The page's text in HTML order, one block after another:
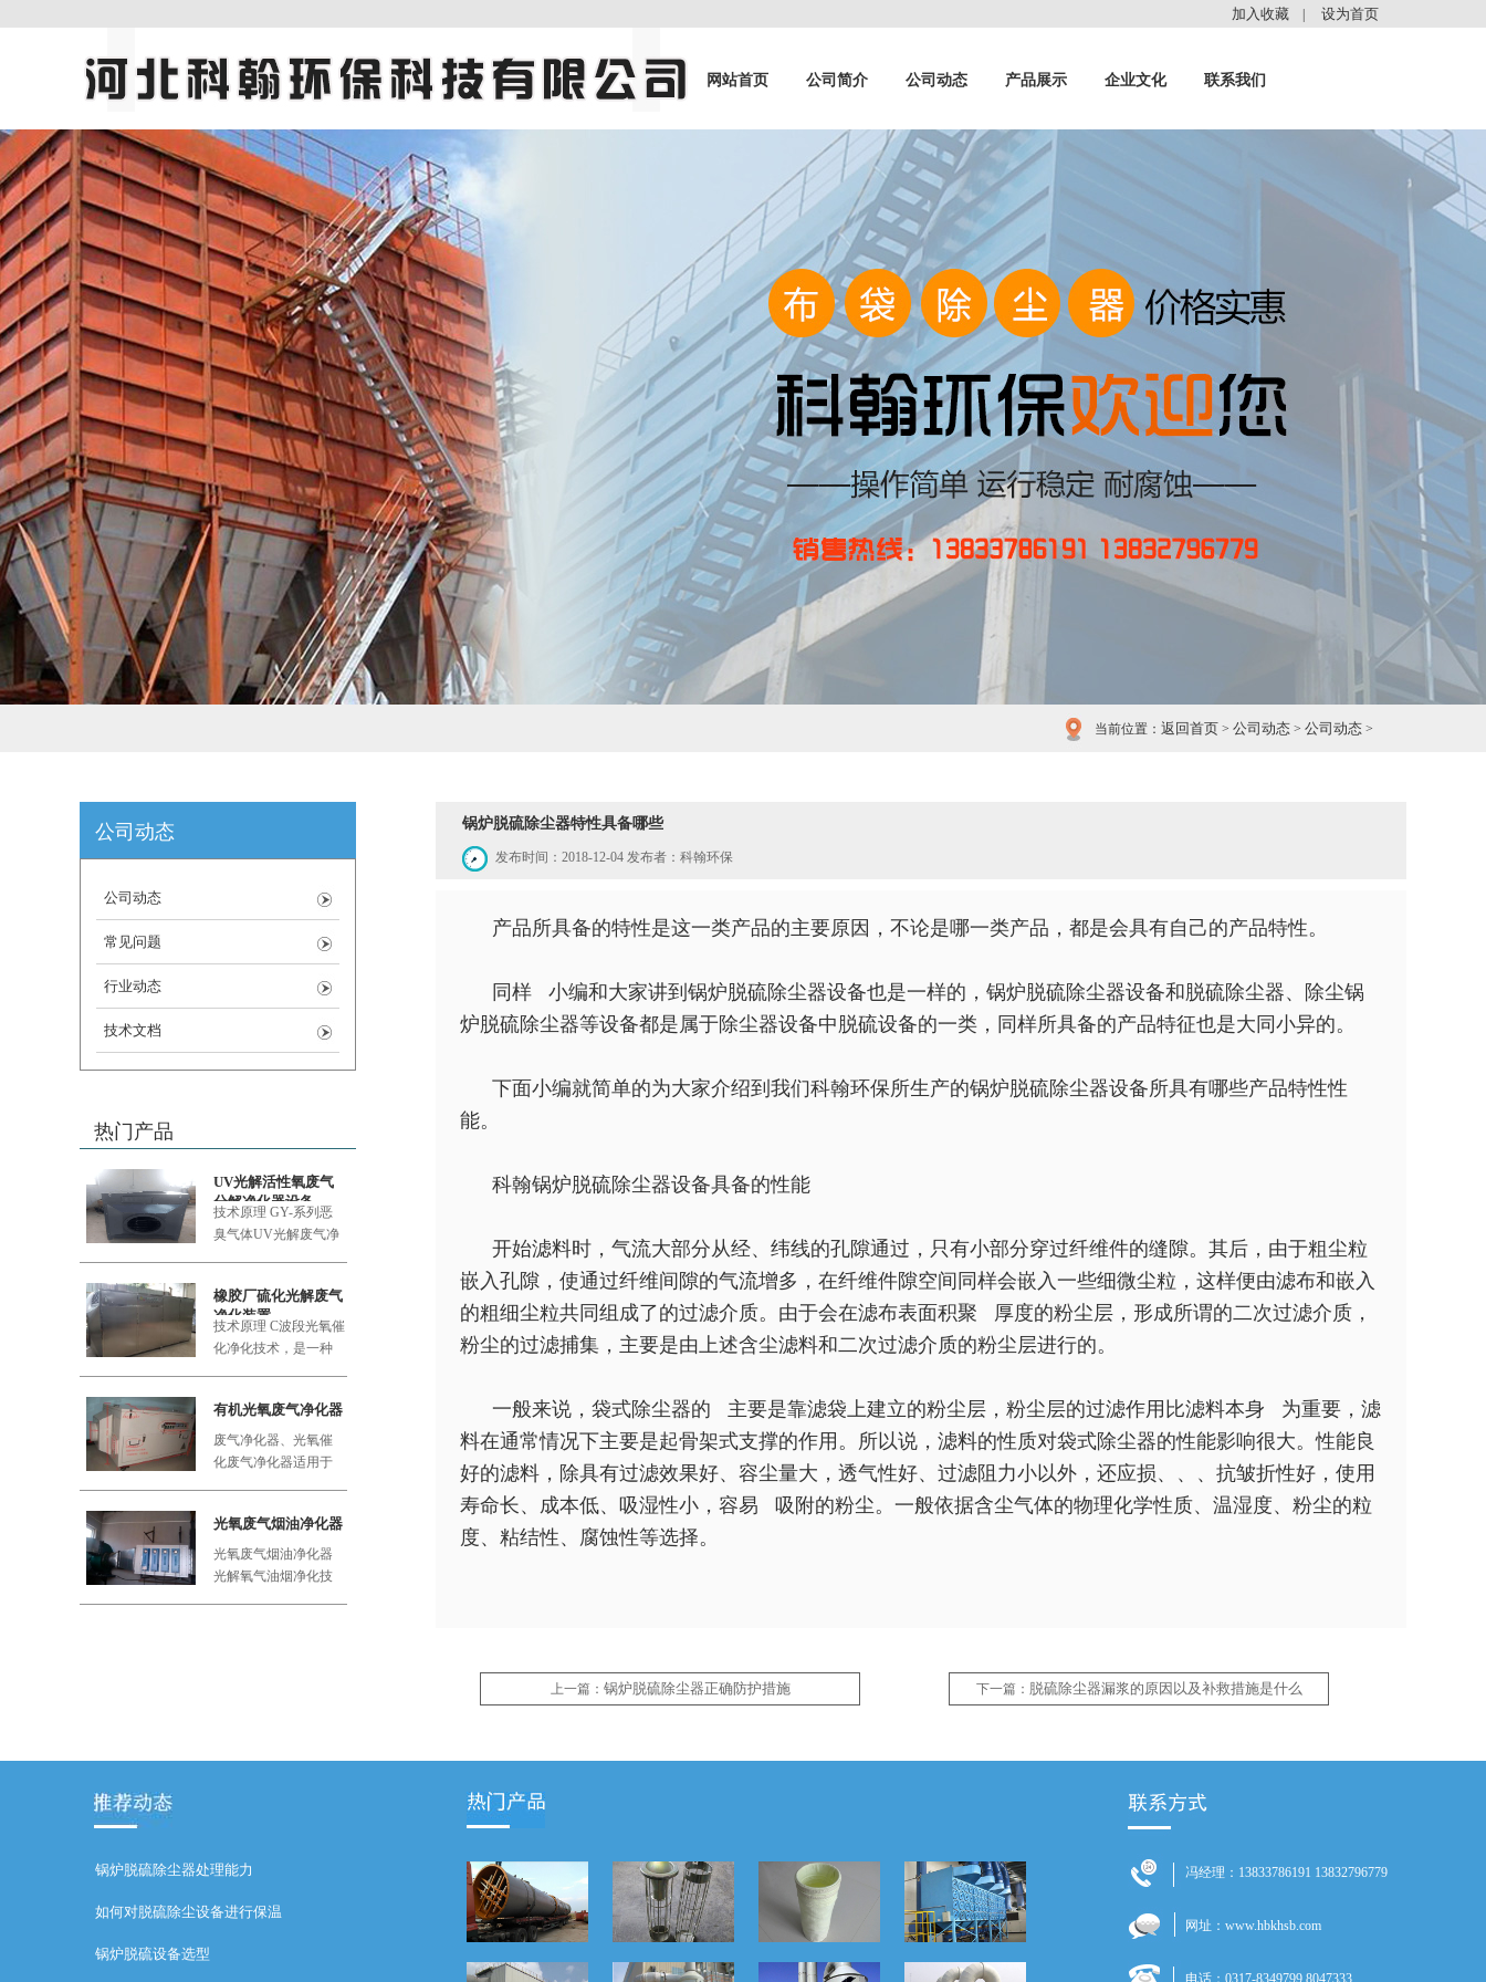
加入收藏 设为首页
网站首页 公司简介 公司动态 产品展示 企业文化 联系我们
当前位置： 返回首页 > 公司动态 > 公司动态 >
公司动态
公司动态
常见问题
行业动态
技术文档
热门产品
UV光解活性氧废气
分解净化器设备
技术原理 GY-系列恶
臭气体UV光解废气净
橡胶厂硫化光解废气
净化装置
技术原理 C波段光氧催
化净化技术，是一种
有机光氧废气净化器
废气净化器、光氧催
化废气净化器适用于
光氧废气烟油净化器
光氧废气烟油净化器
光解氧气油烟净化技
锅炉脱硫除尘器特性具备哪些
发布时间：2018-12-04 发布者：科翰环保
产品所具备的特性是这一类产品的主要原因，不论是哪一类产品，都是会具有自己的产品特性。
同样 小编和大家讲到锅炉脱硫除尘器设备也是一样的，锅炉脱硫除尘器设备和脱硫除尘器、除尘锅
炉脱硫除尘器等设备都是属于除尘器设备中脱硫设备的一类，同样所具备的产品特征也是大同小异的。
下面小编就简单的为大家介绍到我们科翰环保所生产的锅炉脱硫除尘器设备所具有哪些产品特性性
能。
科翰锅炉脱硫除尘器设备具备的性能
开始滤料时，气流大部分从经、纬线的孔隙通过，只有小部分穿过纤维件的缝隙。其后，由于粗尘粒
嵌入孔隙，使通过纤维间隙的气流增多，在纤维件隙空间同样会嵌入一些细微尘粒，这样便由滤布和嵌入
的粗细尘粒共同组成了的过滤介质。由于会在滤布表面积聚 厚度的粉尘层，形成所谓的二次过滤介质，
粉尘的过滤捕集，主要是由上述含尘滤料和二次过滤介质的粉尘层进行的。
一般来说，袋式除尘器的 主要是靠滤袋上建立的粉尘层，粉尘层的过滤作用比滤料本身 为重要，滤
料在通常情况下主要是起骨架式支撑的作用。所以说，滤料的性质对袋式除尘器的性能影响很大。性能良
好的滤料，除具有过滤效果好、容尘量大，透气性好、过滤阻力小以外，还应损、、、抗皱折性好，使用
寿命长、成本低、吸湿性小，容易 吸附的粉尘。一般依据含尘气体的物理化学性质、温湿度、粉尘的粒
度、粘结性、腐蚀性等选择。
上一篇： 锅炉脱硫除尘器正确防护措施 下一篇： 脱硫除尘器漏浆的原因以及补救措施是什么
锅炉脱硫除尘器处理能力
如何对脱硫除尘设备进行保温
锅炉脱硫设备选型
冯经理：13833786191 13832796779
网址：www.hbkhsb.com
电话：0317-8349799 8047333